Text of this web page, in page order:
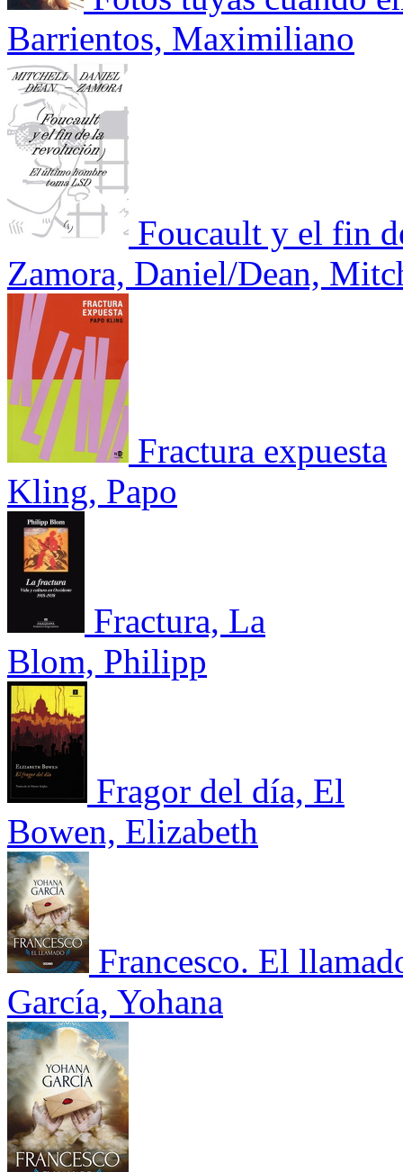
Barrientos, Maximiliano
Foucault y el fin
Zamora, Daniel/Dean,
Fractura expuesta
Kling, Papo
Fractura, La
Blom, Philipp
Fragor del día, El
Bowen, Elizabeth
Francesco. El
García, Yohana